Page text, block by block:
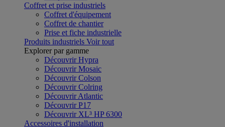
Coffret et prise industriels
Coffret d'équipement
Coffret de chantier
Prise et fiche industrielle
Produits industriels Voir tout
Explorer par gamme
Découvrir Hypra
Découvrir Mosaic
Découvrir Colson
Découvrir Colring
Découvrir Atlantic
Découvrir P17
Découvrir XL³ HP 6300
Accessoires d'installation